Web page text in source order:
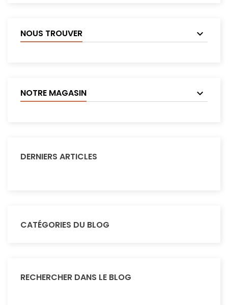
NOUS TROUVER
NOTRE MAGASIN
DERNIERS ARTICLES
CATÉGORIES DU BLOG
RECHERCHER DANS LE BLOG